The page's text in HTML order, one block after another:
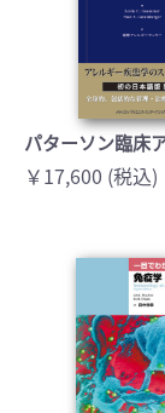
パターソン臨床
￥17,600 (税込)